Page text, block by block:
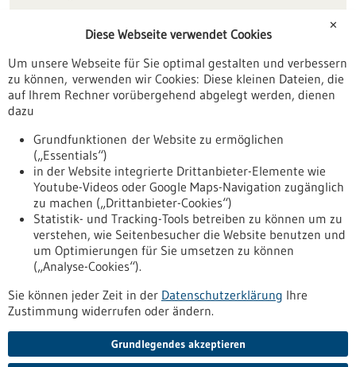
Veranstaltungen
Erscheinungsdatum
Nach oben
Informiert bleiben
Newsletter abonnieren
✕
Diese Webseite verwendet Cookies
Um unsere Webseite für Sie optimal gestalten und verbessern
zu können, verwenden wir Cookies: Diese kleinen Dateien, die
auf Ihrem Rechner vorübergehend abgelegt werden, dienen
dazu
Grundfunktionen der Website zu ermöglichen
(„Essentials“)
in der Website integrierte Drittanbieter-Elemente wie
Youtube-Videos oder Google Maps-Navigation zugänglich
zu machen („Drittanbieter-Cookies“)
Statistik- und Tracking-Tools betreiben zu können um zu
verstehen, wie Seitenbesucher die Website benutzen und
um Optimierungen für Sie umsetzen zu können
(„Analyse-Cookies“).
Sie können jeder Zeit in der Datenschutzerklärung Ihre
Zustimmung widerrufen oder ändern.
Grundlegendes akzeptieren